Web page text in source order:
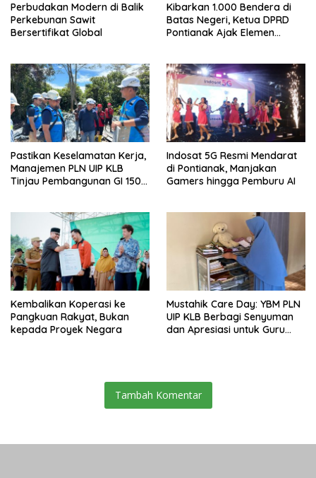
Perbudakan Modern di Balik
Perkebunan Sawit
Bersertifikat Global
Kibarkan 1.000 Bendera di
Batas Negeri, Ketua DPRD
Pontianak Ajak Elemen
Pastikan Keselamatan Kerja,
Manajemen PLN UIP KLB
Tinjau Pembangunan GI 150
Indosat 5G Resmi Mendarat
di Pontianak, Manjakan
Gamers hingga Pemburu AI
Kembalikan Koperasi ke
Pangkuan Rakyat, Bukan
kepada Proyek Negara
Mustahik Care Day: YBM PLN
UIP KLB Berbagi Senyuman
dan Apresiasi untuk Guru
Tambah Komentar